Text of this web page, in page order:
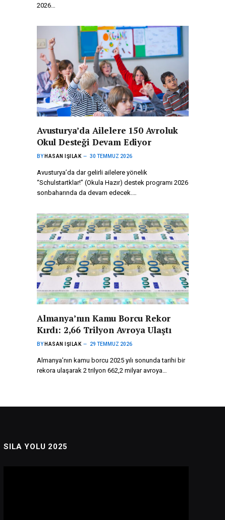
2026…
Avusturya’da Ailelere 150 Avroluk
Okul Desteği Devam Ediyor
BY HASAN IŞILAK 30 TEMMUZ 2026
Avusturya’da dar gelirli ailelere yönelik
“Schulstartklar!” (Okula Hazır) destek programı 2026
sonbaharında da devam edecek.…
Almanya’nın Kamu Borcu Rekor
Kırdı: 2,66 Trilyon Avroya Ulaştı
BY HASAN IŞILAK 29 TEMMUZ 2026
Almanya’nın kamu borcu 2025 yılı sonunda tarihi bir
rekora ulaşarak 2 trilyon 662,2 milyar avroya…
SILA YOLU 2025